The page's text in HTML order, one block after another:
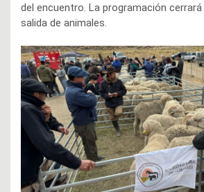
del encuentro. La programación
salida de animales.